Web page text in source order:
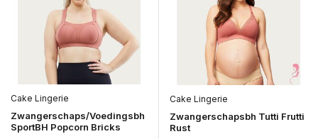
Cake Lingerie
Zwangerschaps/Voedingsbh
SportBH Popcorn Bricks
Cake Lingerie
Zwangerschapsbh Tutti Frutti
Rust